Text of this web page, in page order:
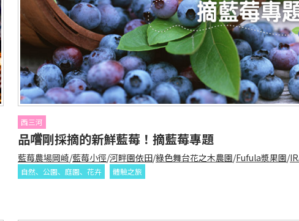
西三河
品嚐剛採摘的新鮮藍莓！摘藍莓專題
藍莓農場岡崎/藍莓小徑/河畔園依田/綠色舞台花之木農園/Fufula漿果園/
自然、公園、庭園、花卉 體驗之旅